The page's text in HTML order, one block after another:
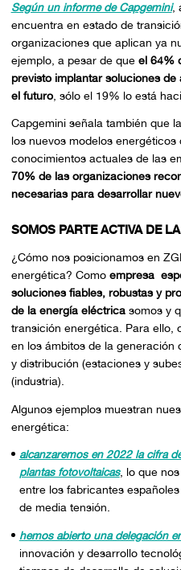
Según un informe de Capgemini,
encuentra en estado de
organizaciones que aplican ya
ejemplo, a pesar de que el 64%
previsto implantar soluciones
el futuro, sólo el 19% lo está
Capgemini señala también que
los nuevos modelos
conocimientos actuales de las
70% de las organizaciones
necesarias para desarrollar
SOMOS PARTE ACTIVA DE
¿Cómo nos posicionamos en
energética? Como empresa
soluciones fiables, robustas y
de la energía eléctricasomos y
transición energética. Para ello,
en los ámbitos de la generación
y distribución (estaciones y
(industria).
Algunos ejemplos muestran
energética:
alcanzaremos en 2022 la cifra
plantas fotovoltaicas, lo que
entre los fabricantes
de media tensión.
hemos abierto una delegación
innovación y desarrollo